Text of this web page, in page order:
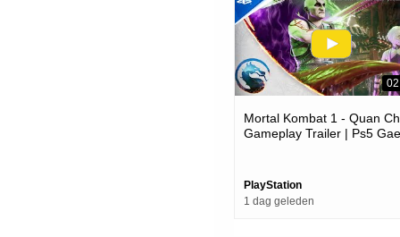
Mortal Kombat 1 - Quan
Gameplay Trailer | Ps5
PlayStation
1 dag geleden